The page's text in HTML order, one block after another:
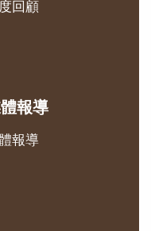
回顧
報導
報導